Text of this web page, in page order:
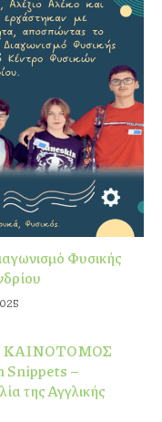
Φυσικής
ΚΑΙΝΟΤΟΜΟΣ
Snippets –
της Αγγλικής